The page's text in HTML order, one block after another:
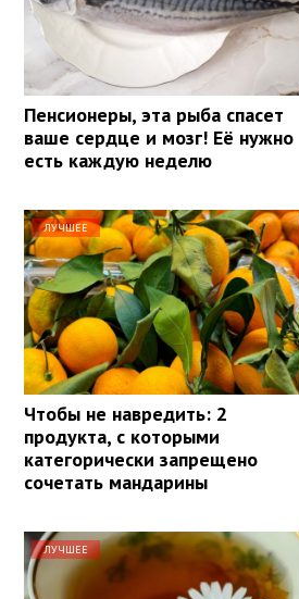
Пенсионеры, эта рыба спасет
ваше сердце и мозг! Её нужно
есть каждую неделю
ЛУЧШЕЕ
Чтобы не навредить: 2
продукта, с которыми
категорически запрещено
сочетать мандарины
ЛУЧШЕЕ